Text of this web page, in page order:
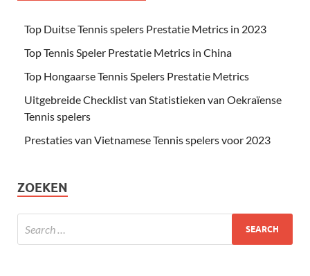
Top Duitse Tennis spelers Prestatie Metrics in 2023
Top Tennis Speler Prestatie Metrics in China
Top Hongaarse Tennis Spelers Prestatie Metrics
Uitgebreide Checklist van Statistieken van Oekraïense
Tennis spelers
Prestaties van Vietnamese Tennis spelers voor 2023
ZOEKEN